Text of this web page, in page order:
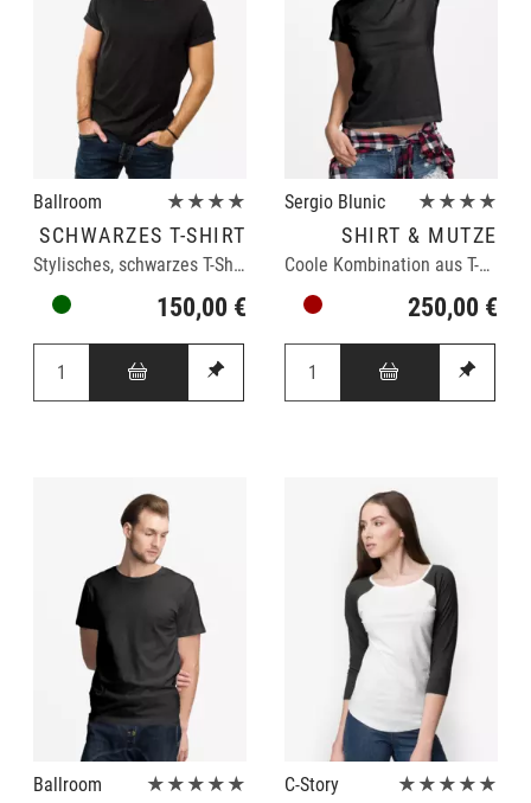
Ballroom ★★★★
SCHWARZES T-SHIRT
Stylisches, schwarzes T-Shirt für Männer
150,00 €
Sergio Blunic ★★★★
SHIRT & MÜTZE
Coole Kombination aus T-Shirt und Mütze
250,00 €
Ballroom ★★★★★ C-Story ★★★★★